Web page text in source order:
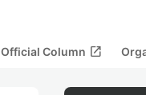
Official Column open_in_new